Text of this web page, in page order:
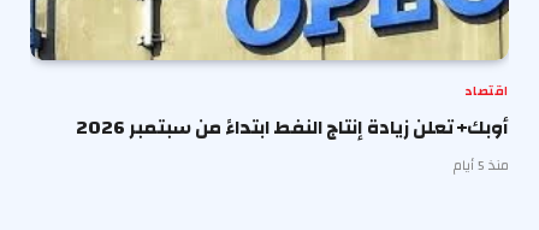
اقتصاد
أوبك+ تعلن زيادة إنتاج النفط ابتداءً من سبتمبر 2026
منذ 5 أيام